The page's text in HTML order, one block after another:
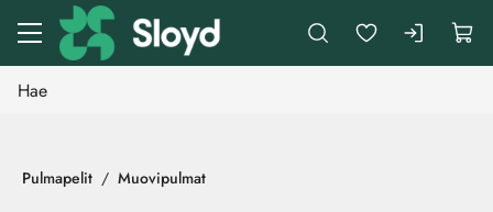
Siirry pääsisältöön
Pulmapelit Muovipulmat